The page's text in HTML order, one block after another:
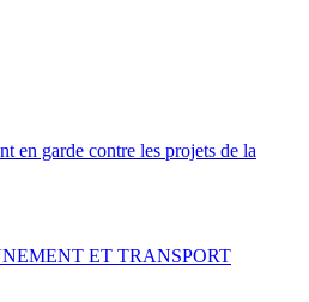
en garde contre les projets de la
ET TRANSPORT